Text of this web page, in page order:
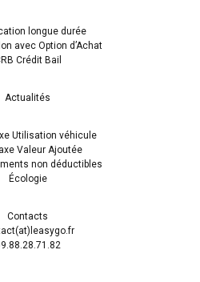
longue durée
avec Option d’Achat
Crédit Bail
Actualités
Utilisation véhicule
Valeur Ajoutée
non déductibles
Écologie
Contacts